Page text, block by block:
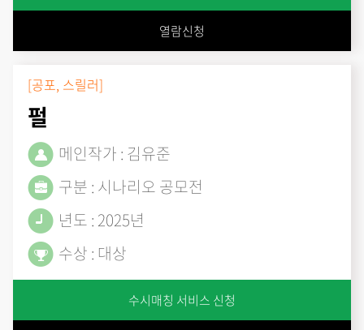
열람신청
[공포, 스릴러]
펄
메인작가 : 김유준
구분 : 시나리오 공모전
년도 : 2025년
수상 : 대상
수시매칭 서비스 신청